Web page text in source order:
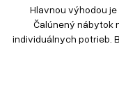
Hlavnou výhodou
Čalúnený nábytok
individuálnych potrieb.